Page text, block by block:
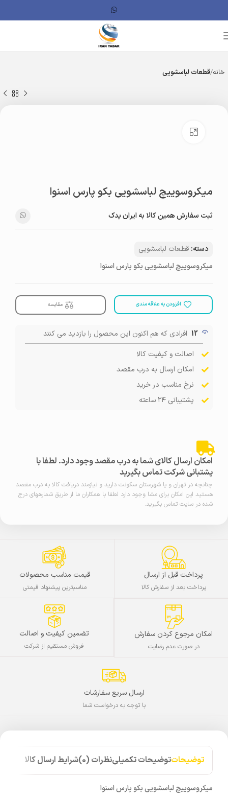
خانه قطعات لباسشویی
میکروسوییچ لباسشویی بکو پارس اسنوا
ثبت سفارش همین کالا به ایران یدک
دسته: قطعات لباسشویی
میکروسوییچ لباسشویی بکو پارس اسنوا
افزودن به علاقه مندی مقایسه
12 افرادی که هم اکنون این محصول را بازدید می کنند
اصالت و کیفیت کالا
امکان ارسال به درب مقصد
نرخ مناسب در خرید
پشتیبانی ۲۴ ساعته
امکان ارسال کالای شما به درب مقصد وجود دارد. لطفا با
پشتبانی شرکت تماس بگیرید
چنانچه در تهران و یا شهرستان سکونت دارید و نیازمند دریافت کالا به درب مقصد
هستید این امکان برای مشا وجود دارد لطفا با همکاران ما از طریق شمارههای درج
شده در سایت تماس بگیرید.
پرداخت قبل از ارسال
پرداخت بعد از سفارش کالا
قیمت مناسب محصولات
مناسبترین پیشنهاد قیمتی
امکان مرجوع کردن سفارش
در صورت عدم رضایت
تضمین کیفیت و اصالت
فروش مستقیم از شرکت
ارسال سریع سفارشات
با توجه به درخواست شما
توضیحاتتوضیحات تکمیلینظرات (0) شرایط ارسال کالا
میکروسوییچ لباسشویی بکو پارس اسنوا